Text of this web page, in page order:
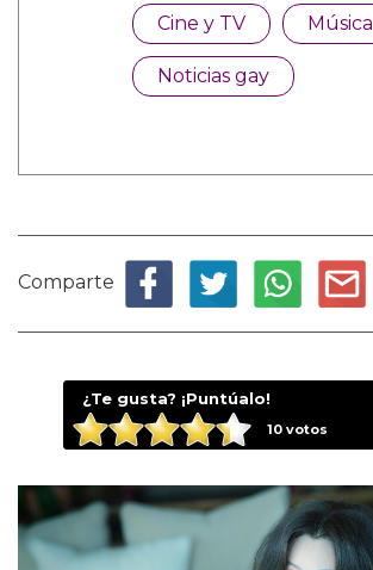
Cine y TV Música
Noticias gay
Comparte
¿Te gusta? ¡Puntúalo!
10votos